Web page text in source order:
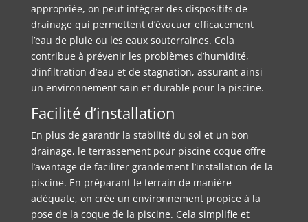
appropriée, on peut intégrer des dispositifs de
drainage qui permettent d’évacuer efficacement
l’eau de pluie ou les eaux souterraines. Cela
contribue à prévenir les problèmes d’humidité,
d’infiltration d’eau et de stagnation, assurant ainsi
un environnement sain et durable pour la piscine.
Facilité d’installation
En plus de garantir la stabilité du sol et un bon
drainage, le terrassement pour piscine coque offre
l’avantage de faciliter grandement l’installation de la
piscine. En préparant le terrain de manière
adéquate, on crée un environnement propice à la
pose de la coque de la piscine. Cela simplifie et